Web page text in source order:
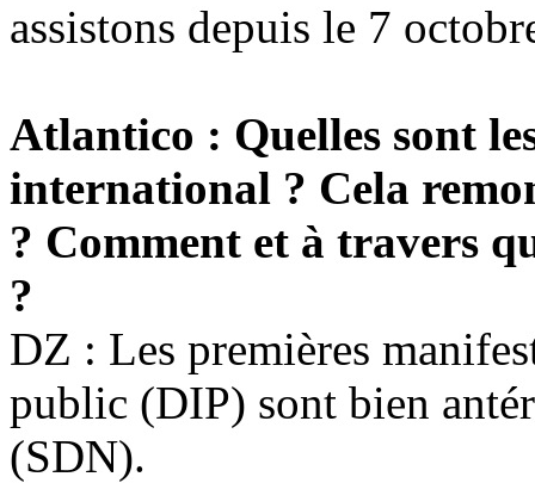
assistons depuis le 7
Atlantico : Quelles sont
international ? Cela
? Comment et à travers
?
DZ : Les premières
public (DIP) sont bien
(SDN).